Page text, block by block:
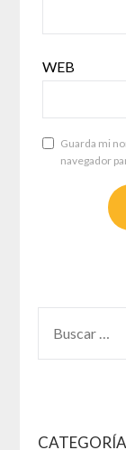
WEB
Guarda mi
navegador